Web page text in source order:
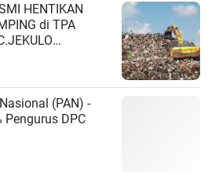
di TPA
(PAN) -
Pengurus DPC